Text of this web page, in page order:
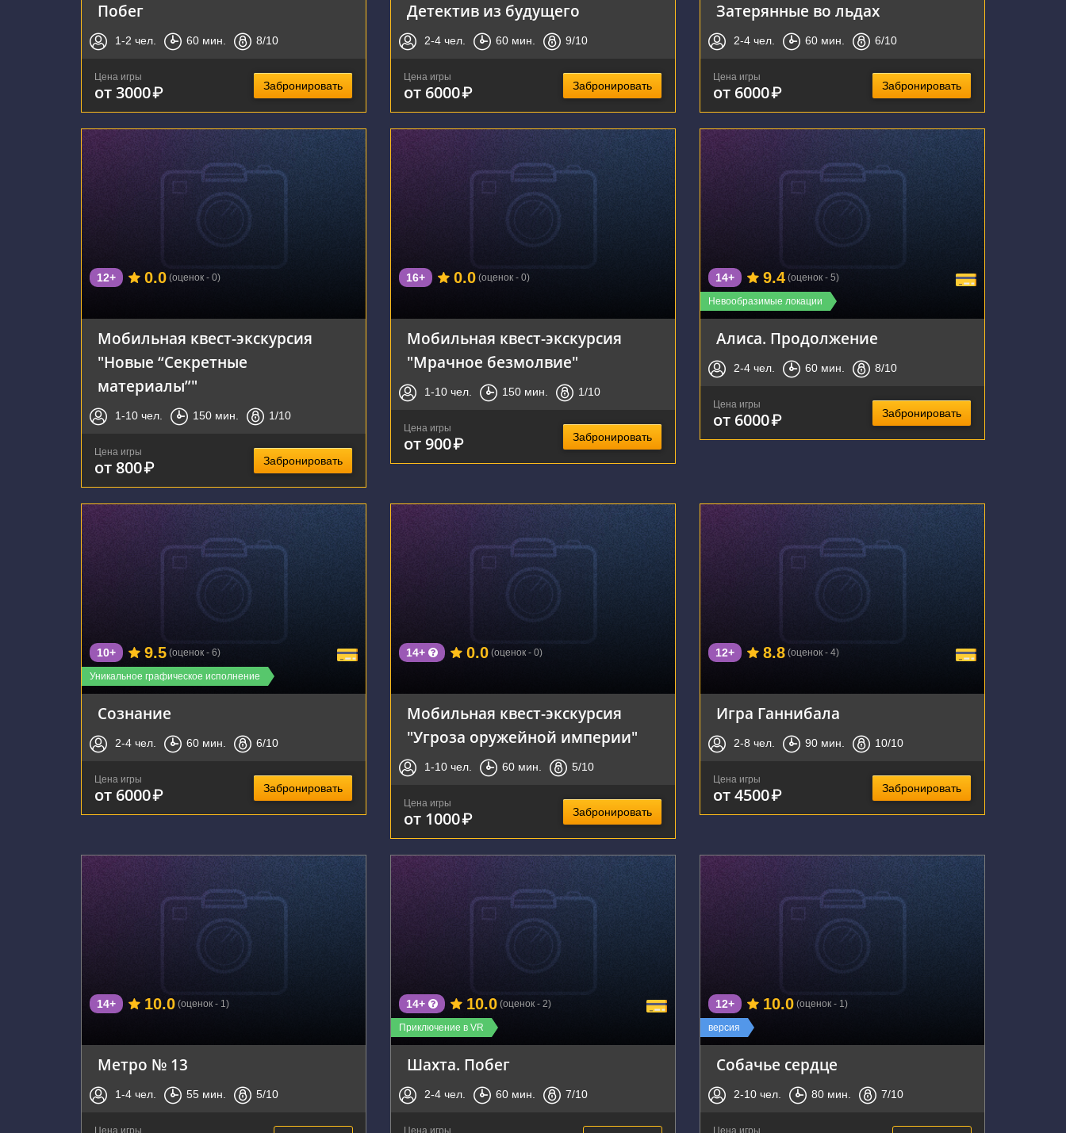
Побег
1-2 чел. 60 мин. 8/10
Цена игры
от 3000₽ Забронировать
Детектив из будущего
2-4 чел. 60 мин. 9/10
Цена игры
от 6000₽ Забронировать
Затерянные во льдах
2-4 чел. 60 мин. 6/10
Цена игры
от 6000₽ Забронировать
12+ 0.0 (оценок - 0)
Мобильная квест-экскурсия
"Новые “Секретные
материалы”"
1-10 чел. 150 мин. 1/10
Цена игры
от 800₽ Забронировать
16+ 0.0 (оценок - 0)
Мобильная квест-экскурсия
"Мрачное безмолвие"
1-10 чел. 150 мин. 1/10
Цена игры
от 900₽ Забронировать
г. Тула, улица Болдина, 141
Невообразимые локации
14+ 9.4 (оценок - 5)
Алиса. Продолжение
2-4 чел. 60 мин. 8/10
Цена игры
от 6000₽ Забронировать
г. Тула, улица Болдина, 141
Уникальное графическое исполнение
10+ 9.5 (оценок - 6)
Сознание
2-4 чел. 60 мин. 6/10
Цена игры
от 6000₽ Забронировать
г. Тула, Менделеевская улица, 8А
14+ 0.0 (оценок - 0)
Мобильная квест-экскурсия
"Угроза оружейной империи"
1-10 чел. 60 мин. 5/10
Цена игры
от 1000₽ Забронировать
г. Тула, улица Льва Толстого, 114А
12+ 8.8 (оценок - 4)
Игра Ганнибала
2-8 чел. 90 мин. 10/10
Цена игры
от 4500₽ Забронировать
г. Тула, проспект Ленина, 102к4
14+ 10.0 (оценок - 1)
Метро № 13
1-4 чел. 55 мин. 5/10
Цена игры
г. Тула, проспект Ленина, 102к4
Приключение в VR
14+ 10.0 (оценок - 2)
Шахта. Побег
2-4 чел. 60 мин. 7/10
Цена игры
г. Тула, набережная Дрейера, 50
версия
12+ 10.0 (оценок - 1)
Собачье сердце
2-10 чел. 80 мин. 7/10
Цена игры